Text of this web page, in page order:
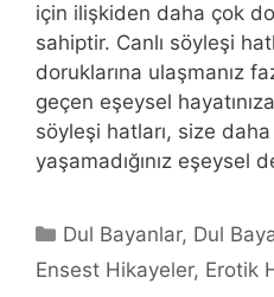
için ilişkiden daha çok
sahiptir. Canlı söyleşi
doruklarına ulaşmanız
geçen eşeysel
söyleşi hatları, size
yaşamadığınız eşeysel
Kategoriler
Dul Bayanlar, Dul
Ensest Hikayeler, Erotik